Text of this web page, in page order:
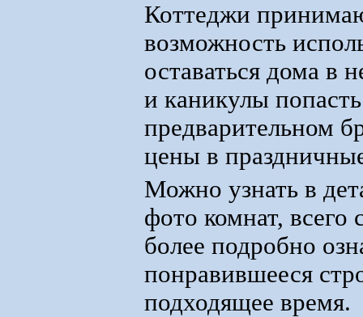
Коттеджи
возможность
оставаться дома в
и каникулы
предварительном
цены в
Можно узнать в
фото комнат, всего
более подробно
понравившееся
подходящее время.